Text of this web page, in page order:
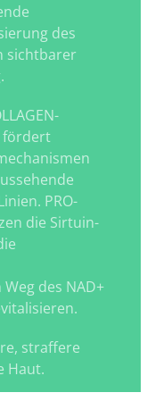
des
sichtbarer
fördert
PRO-
die Sirtuin-
des NAD+
straffere
Haut.